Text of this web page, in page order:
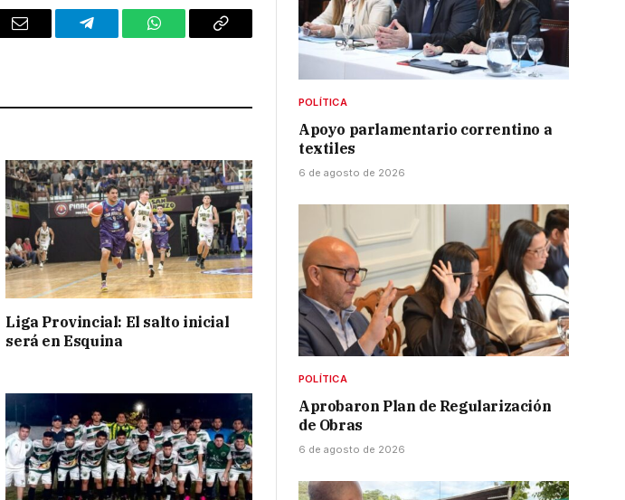
Email Telegram WhatsAppCopy
Liga Provincial: El salto inicial
será en Esquina
POLÍTICA
Apoyo parlamentario correntino a
textiles
6 de agosto de 2026
POLÍTICA
Aprobaron Plan de Regularización
de Obras
6 de agosto de 2026